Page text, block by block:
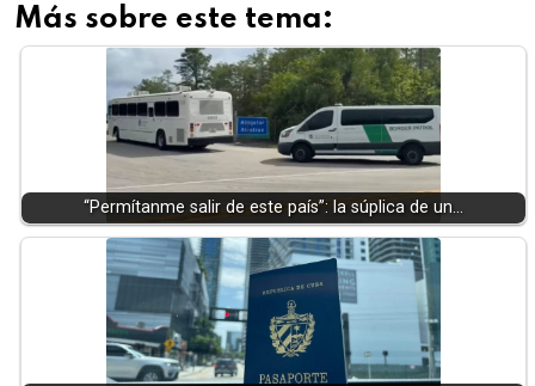
Más sobre este tema:
“Permítanme salir de este país”: la súplica de un…